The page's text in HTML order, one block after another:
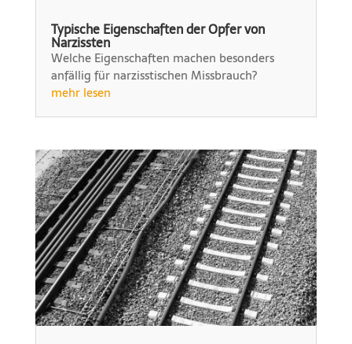
Typische Eigenschaften der Opfer von
Narzissten
Welche Eigenschaften machen besonders
anfällig für narzisstischen Missbrauch?
mehr lesen